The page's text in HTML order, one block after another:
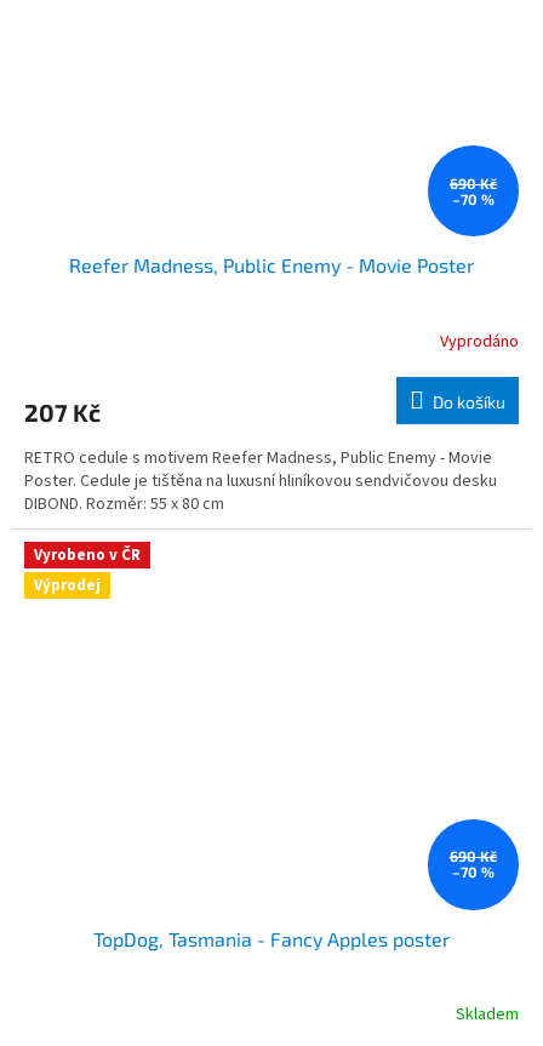
690 Kč
–70 %
Reefer Madness, Public Enemy - Movie Poster
Vyprodáno
207 Kč Do košíku
RETRO cedule s motivem Reefer Madness, Public Enemy - Movie
Poster. Cedule je tištěna na luxusní hliníkovou sendvičovou desku
DIBOND. Rozměr: 55 x 80 cm
Vyrobeno v ČR
Výprodej
690 Kč
–70 %
TopDog, Tasmania - Fancy Apples poster
Skladem